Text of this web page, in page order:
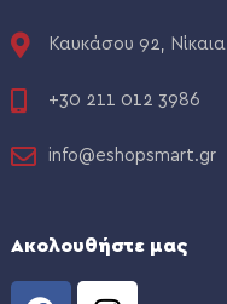
Καυκάσου 92, Νίκαια
+30 211 012 3986
info@eshopsmart.gr
Ακολουθήστε μας